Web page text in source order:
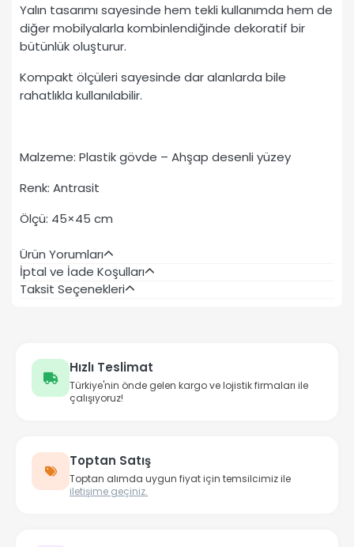
Yalın tasarımı sayesinde hem tekli kullanımda hem de
diğer mobilyalarla kombinlendiğinde dekoratif bir
bütünlük oluşturur.
Kompakt ölçüleri sayesinde dar alanlarda bile
rahatlıkla kullanılabilir.
Malzeme: Plastik gövde – Ahşap desenli yüzey
Renk: Antrasit
Ölçü: 45×45 cm
Ürün Yorumları
İptal ve İade Koşulları
Taksit Seçenekleri
Hızlı Teslimat
Türkiye'nin önde gelen kargo ve lojistik firmaları ile
çalışıyoruz!
Toptan Satış
Toptan alımda uygun fiyat için temsilcimiz ile
iletişime geçiniz.